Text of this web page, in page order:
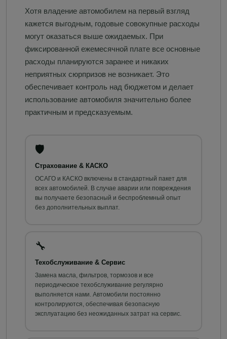
Хотя владение автомобилем на первый взгляд
кажется выгодным, годовые совокупные расходы
могут оказаться выше ожидаемых. При
фиксированной ежемесячной плате все основные
расходы планируются заранее и никаких
неприятных сюрпризов не возникает. Это
обеспечивает контроль над бюджетом и делает
использование автомобиля значительно более
практичным и предсказуемым.
🛡️
Страхование & КАСКО
ОСАГО и КАСКО включены в стандартный пакет для
всех автомобилей. В случае аварии или повреждения
вы получаете безопасный и беспроблемный опыт
без дополнительных выплат.
🔧
Техобслуживание & Сервис
Замена масла, фильтров, тормозов и все
периодическое техобслуживание регулярно
выполняется нами. Автомобили постоянно
контролируются, обеспечивая безопасную
эксплуатацию без неожиданных затрат на сервис.